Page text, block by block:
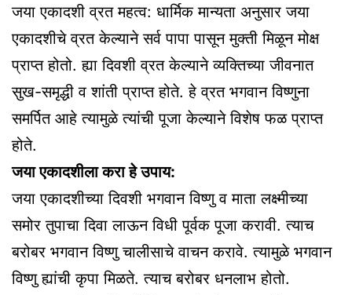
जया एकादशी व्रत महत्व: धार्मिक मान्यता अनुसार जया
एकादशीचे व्रत केल्याने सर्व पापा पासून मुक्ती मिळून मोक्ष
प्राप्त होतो. ह्या दिवशी व्रत केल्याने व्यक्तिच्या जीवनात
सुख-समृद्धी व शांती प्राप्त होते. हे व्रत भगवान विष्णुना
समर्पित आहे त्यामुळे त्यांची पूजा केल्याने विशेष फळ प्राप्त
होते.
जया एकादशीला करा हे उपाय:
जया एकादशीच्या दिवशी भगवान विष्णु व माता लक्ष्मीच्या
समोर तुपाचा दिवा लाऊन विधी पूर्वक पूजा करावी. त्याच
बरोबर भगवान विष्णु चालीसाचे वाचन करावे. त्यामुळे भगवान
विष्णु ह्यांची कृपा मिळते. त्याच बरोबर धनलाभ होतो.